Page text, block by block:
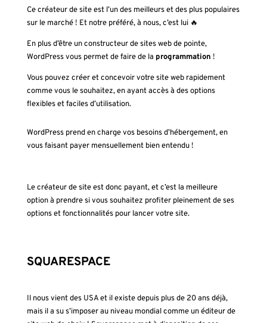
Ce créateur de site est l’un des meilleurs et des plus populaires
sur le marché ! Et notre préféré, à nous, c’est lui 🔥
En plus d’être un constructeur de sites web de pointe,
WordPress vous permet de faire de la programmation !
Vous pouvez créer et concevoir votre site web rapidement
comme vous le souhaitez, en ayant accès à des options
flexibles et faciles d’utilisation.
WordPress prend en charge vos besoins d’hébergement, en
vous faisant payer mensuellement bien entendu !
Le créateur de site est donc payant, et c’est la meilleure
option à prendre si vous souhaitez profiter pleinement de ses
options et fonctionnalités pour lancer votre site.
SQUARESPACE
Il nous vient des USA et il existe depuis plus de 20 ans déjà,
mais il a su s’imposer au niveau mondial comme un éditeur de